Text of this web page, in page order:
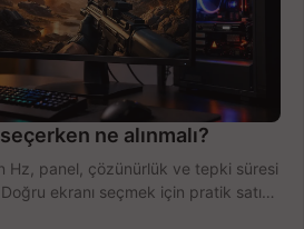
ne alınmalı?
Hz, panel, çözünürlük ve tepki süresi
ekranı seçmek için pratik satın